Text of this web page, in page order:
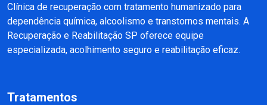
Clínica de recuperação com tratamento humanizado para
dependência química, alcoolismo e transtornos mentais. A
Recuperação e Reabilitação SP oferece equipe
especializada, acolhimento seguro e reabilitação eficaz.
Tratamentos